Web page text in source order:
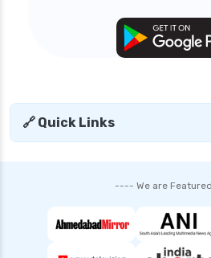
🔗 Quick Links
---- We are